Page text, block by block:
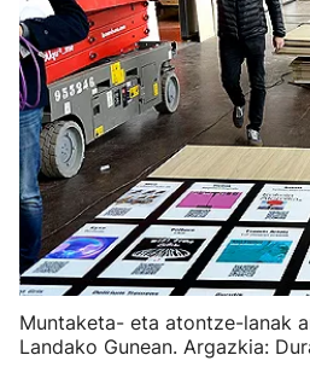
Muntaketa- eta atontze-lanak
Landako Gunean. Argazkia: